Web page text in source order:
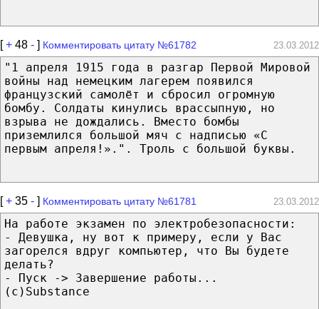
[+ 48 - ] Комментировать цитату №61782 23.03.2012
"1 апреля 1915 года в разгар Первой Мировой
войны над немецким лагерем появился
французский самолёт и сбросил огромную
бомбу. Солдаты кинулись врассыпную, но
взрыва не дождались. Вместо бомбы
приземлился большой мяч с надписью «С
первым апреля!».". Троль с большой буквы.
[+ 35 - ] Комментировать цитату №61781 23.03.2012
На работе экзамен по электробезопасности:
- Девушка, ну вот к примеру, если у Вас
загорелся вдруг компьютер, что Вы будете
делать?
- Пуск -> Завершение работы...
(c)Substance